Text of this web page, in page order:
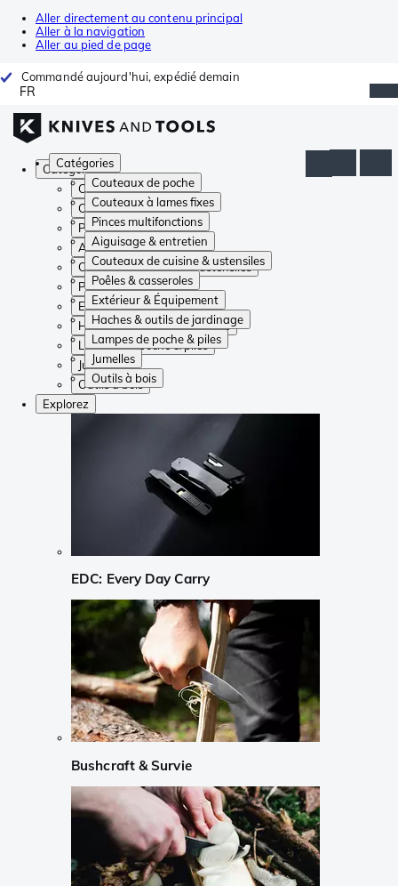
Aller directement au contenu principal
Aller à la navigation
Aller au pied de page
Commandé aujourd'hui, expédié demain
FR
Catégories
Couteaux de poche
Couteaux à lames fixes
Pinces multifonctions
Aiguisage & entretien
Couteaux de cuisine & ustensiles
Poêles & casseroles
Extérieur & Équipement
Haches & outils de jardinage
Lampes de poche & piles
Jumelles
Outils à bois
Catégories
Couteaux de poche
Couteaux à lames fixes
Pinces multifonctions
Aiguisage & entretien
Couteaux de cuisine & ustensiles
Poêles & casseroles
Extérieur & Équipement
Haches & outils de jardinage
Lampes de poche & piles
Jumelles
Outils à bois
Explorez
EDC: Every Day Carry
Bushcraft & Survie